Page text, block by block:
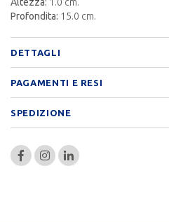
Profondita: 15.0 cm.
DETTAGLI
PAGAMENTI E RESI
SPEDIZIONE